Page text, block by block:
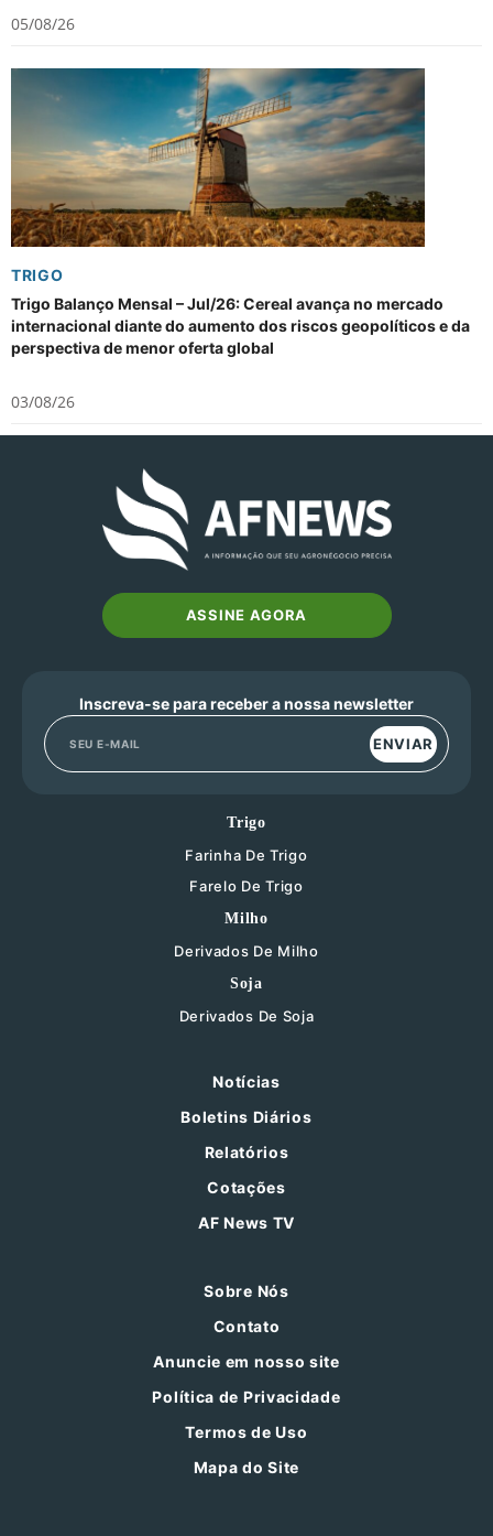
05/08/26
TRIGO
Trigo Balanço Mensal – Jul/26: Cereal avança no mercado
internacional diante do aumento dos riscos geopolíticos e da
perspectiva de menor oferta global
03/08/26
ASSINE AGORA
Inscreva-se para receber a nossa newsletter
ENVIAR
Trigo
Farinha De Trigo
Farelo De Trigo
Milho
Derivados De Milho
Soja
Derivados De Soja
Notícias
Boletins Diários
Relatórios
Cotações
AF News TV
Sobre Nós
Contato
Anuncie em nosso site
Política de Privacidade
Termos de Uso
Mapa do Site